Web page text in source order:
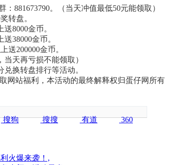
881673790。（当天冲值最低50元能领取）
转盘。
8000金币。
38000金币。
送200000金币。
天再亏损不能领取）
换转盘排行等活动。
网站福利，本活动的最终解释权归蛋仔网所有
搜狗 搜搜 有道
360
火爆来袭！,